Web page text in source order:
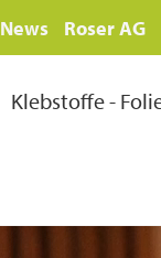
News Roser AG
Klebstoffe -